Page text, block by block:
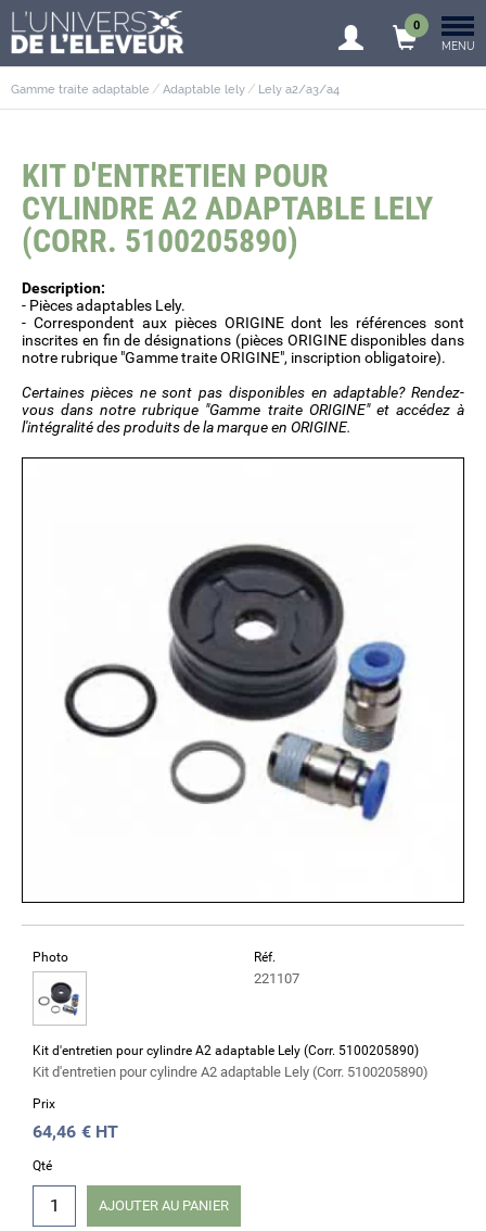
0
MENU
Gamme traite adaptable Adaptable lely Lely a2/a3/a4
KIT D'ENTRETIEN POUR
CYLINDRE A2 ADAPTABLE LELY
(CORR. 5100205890)
Description:
- Pièces adaptables Lely.
- Correspondent aux pièces ORIGINE dont les références sont
inscrites en fin de désignations (pièces ORIGINE disponibles dans
notre rubrique "Gamme traite ORIGINE", inscription obligatoire).
Certaines pièces ne sont pas disponibles en adaptable? Rendez-
vous dans notre rubrique "Gamme traite ORIGINE" et accédez à
l'intégralité des produits de la marque en ORIGINE.
Réf.
221107
Photo
Kit d'entretien pour cylindre A2 adaptable Lely (Corr. 5100205890)
Kit d'entretien pour cylindre A2 adaptable Lely (Corr. 5100205890)
Prix
64,46 € HT
Qté
AJOUTER AU PANIER